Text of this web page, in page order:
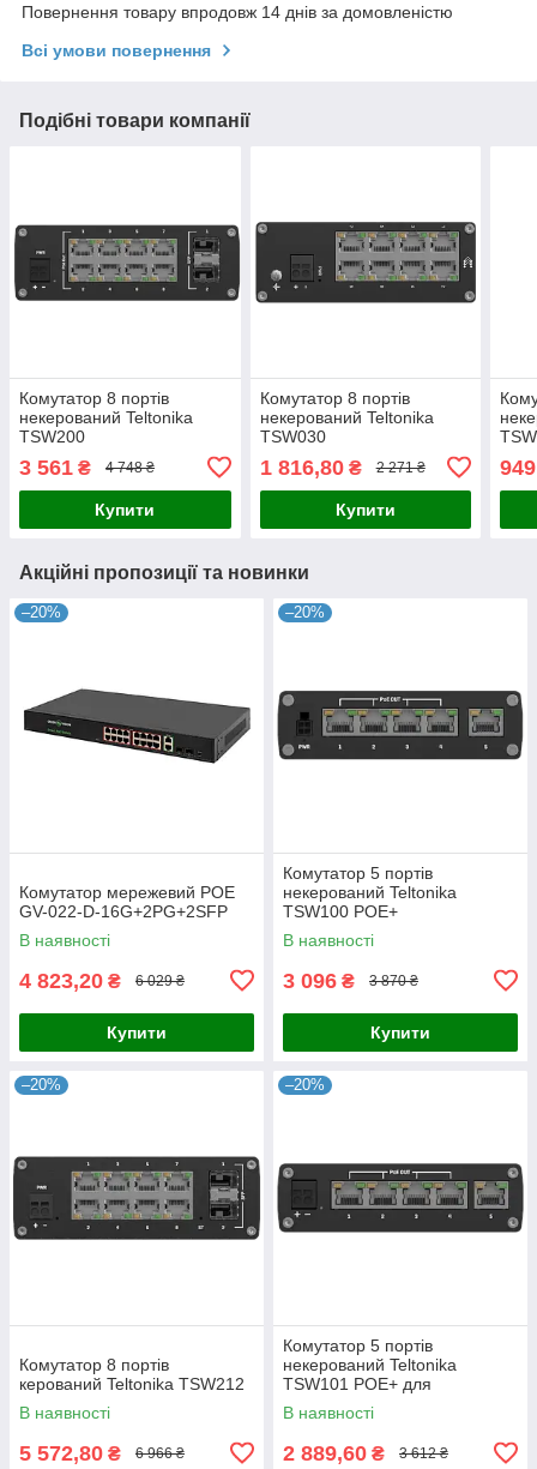
Повернення товару впродовж 14 днів за домовленістю
Всі умови повернення
Подібні товари компанії
Комутатор 8 портів
некерований Teltonika
TSW200
3 561 ₴ 4 748 ₴
Купити
Комутатор 8 портів
некерований Teltonika
TSW030
1 816,80₴ 2 271 ₴
Купити
Акційні пропозиції та новинки
–20%
Комутатор мережевий POE
GV-022-D-16G+2PG+2SFP
В наявності
4 823,20 ₴ 6 029 ₴
Купити
–20%
Комутатор 5 портів
некерований Teltonika
TSW100 POE+
В наявності
3 096 ₴ 3 870 ₴
Купити
–20%
Комутатор 8 портів
керований Teltonika TSW212
В наявності
5 572,80 ₴ 6 966 ₴
–20%
Комутатор 5 портів
некерований Teltonika
TSW101 POE+ для
використання в транспорті
В наявності
2 889,60 ₴ 3 612 ₴